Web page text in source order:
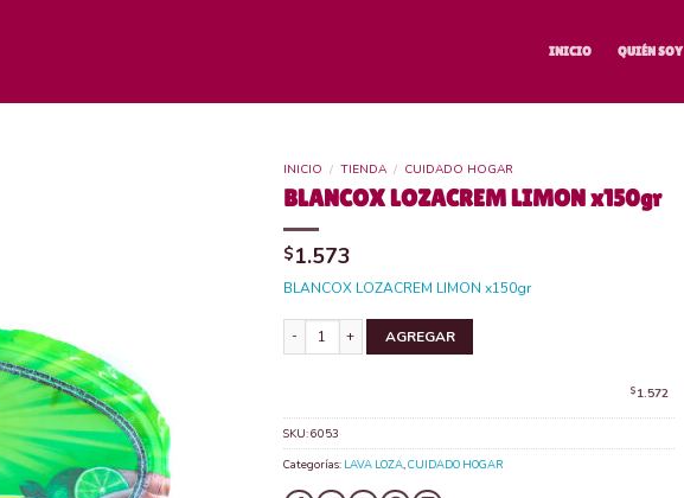
INICIO QUIÉN SOY
INICIO / TIENDA / CUIDADO HOGAR
BLANCOX LOZACREM LIMON x150gr
$1.573
BLANCOX LOZACREM LIMON x150gr
BLANCOX LOZACREM LIMON x150gr cantidad
AGREGAR
$1.572
SKU:6053
Categorías: LAVA LOZA CUIDADO HOGAR